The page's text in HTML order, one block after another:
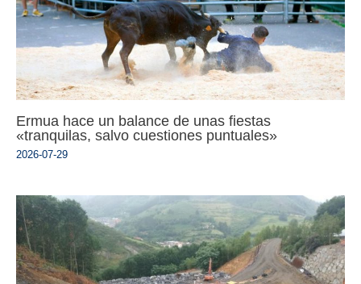
Ermua hace un balance de unas fiestas
«tranquilas, salvo cuestiones puntuales»
2026-07-29